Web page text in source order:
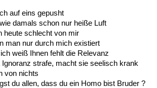
auf eins gepusht
damals schon nur heiße Luft
heute schlecht von mir
man nur durch mich existiert
weiß Ihnen fehlt die Relevanz
strafe, macht sie seelisch krank
von nichts
du allen, dass du ein Homo bist Bruder ?